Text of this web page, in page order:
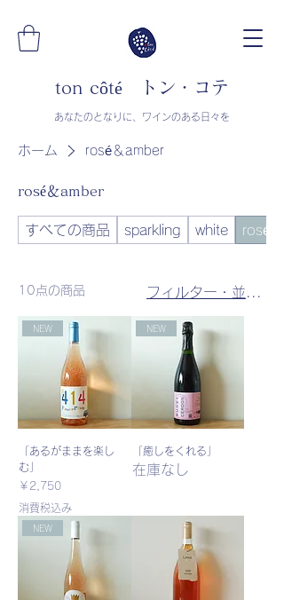
ton côté トン・コテ
​​あなたのとなりに、ワインのある日々を
ホーム rosé＆amber
rosé＆amber
すべての商品 sparkling white rosé
10点の商品 フィルター・並び替え
NEW
「あるがままを楽し
む」
価格
￥2,750
消費税込み
NEW
「癒しをくれる」
在庫なし
NEW